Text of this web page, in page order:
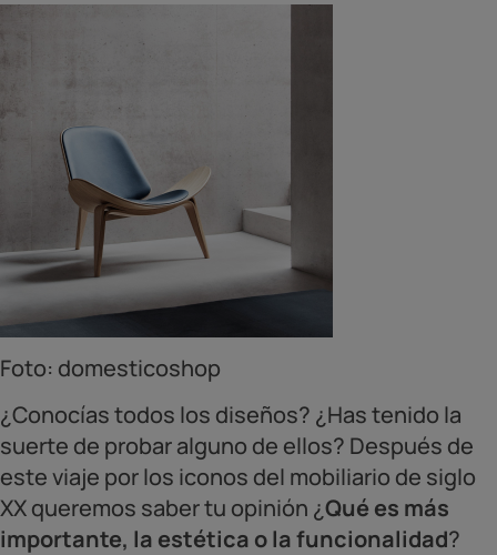
Foto: domesticoshop
¿Conocías todos los diseños? ¿Has tenido la
suerte de probar alguno de ellos? Después de
este viaje por los iconos del mobiliario de siglo
XX queremos saber tu opinión ¿Qué es más
importante, la estética o la funcionalidad?